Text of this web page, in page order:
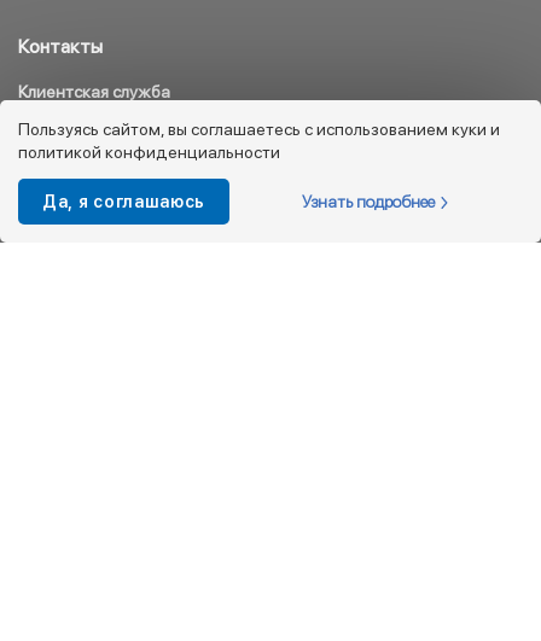
Контакты
Клиентская служба
8 800 333 08 45
info@kotofey.ru
Магазины в Москва (50)
Пользуясь сайтом, вы соглашаетесь с использованием куки и
политикой конфиденциальности
Да, я соглашаюсь Узнать подробнее